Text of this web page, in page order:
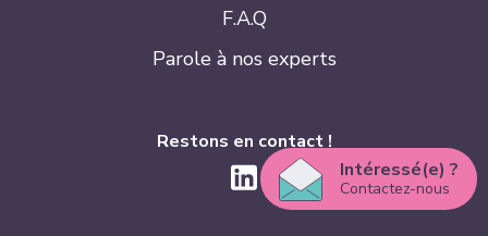
F.A.Q
Parole à nos experts
Restons en contact !
Intéressé(e) ?
Contactez-nous